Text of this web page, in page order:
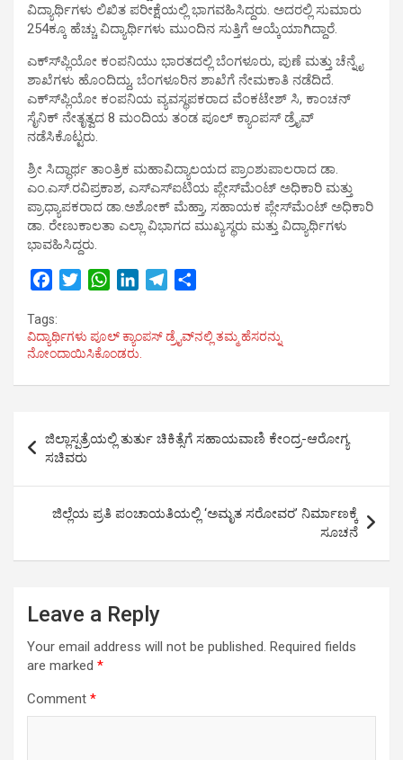
ವಿದ್ಯಾರ್ಥಿಗಳು ಲಿಖಿತ ಪರೀಕ್ಷೆಯಲ್ಲಿ ಭಾಗವಹಿಸಿದ್ದರು. ಅದರಲ್ಲಿ ಸುಮಾರು
254ಕ್ಕೂ ಹೆಚ್ಚು ವಿದ್ಯಾರ್ಥಿಗಳು ಮುಂದಿನ ಸುತ್ತಿಗೆ ಆಯ್ಕೆಯಾಗಿದ್ದಾರೆ.
ಎಕ್ಸ್‍ಪ್ಲಿಯೋ ಕಂಪನಿಯು ಭಾರತದಲ್ಲಿ ಬೆಂಗಳೂರು, ಪುಣೆ ಮತ್ತು ಚೆನ್ನೈ
ಶಾಖೆಗಳು ಹೊಂದಿದ್ದು, ಬೆಂಗಳೂರಿನ ಶಾಖೆಗೆ ನೇಮಕಾತಿ ನಡೆದಿದೆ.
ಎಕ್ಸ್‍ಪ್ಲಿಯೋ ಕಂಪನಿಯ ವ್ಯವಸ್ಥಪಕರಾದ ವೆಂಕಟೇಶ್ ಸಿ, ಕಾಂಚನ್
ಸೈನಿಕ್ ನೇತೃತ್ವದ 8 ಮಂದಿಯ ತಂಡ ಪೂಲ್ ಕ್ಯಾಂಪಸ್ ಡ್ರೈವ್
ನಡೆಸಿಕೊಟ್ಟರು.
ಶ್ರೀ ಸಿದ್ಧಾರ್ಥ ತಾಂತ್ರಿಕ ಮಹಾವಿದ್ಯಾಲಯದ ಪ್ರಾಂಶುಪಾಲರಾದ ಡಾ.
ಎಂ.ಎಸ್.ರವಿಪ್ರಕಾಶ, ಎಸ್‍ಎಸ್‍ಐಟಿಯ ಪ್ಲೇಸ್‍ಮೆಂಟ್ ಅಧಿಕಾರಿ ಮತ್ತು
ಪ್ರಾಧ್ಯಾಪಕರಾದ ಡಾ.ಅಶೋಕ್ ಮೆಹ್ತಾ, ಸಹಾಯಕ ಪ್ಲೇಸ್‍ಮೆಂಟ್ ಅಧಿಕಾರಿ
ಡಾ. ರೇಣುಕಾಲತಾ ಎಲ್ಲಾ ವಿಭಾಗದ ಮುಖ್ಯಸ್ಥರು ಮತ್ತು ವಿದ್ಯಾರ್ಥಿಗಳು
ಭಾವಹಿಸಿದ್ದರು.
c
e
o
k
t
e
W
t
A
p
k
d
n
e
r
m
r
Tags:
ವಿದ್ಯಾರ್ಥಿಗಳು ಪೂಲ್ ಕ್ಯಾಂಪಸ್ ಡ್ರೈವ್‍ನಲ್ಲಿ ತಮ್ಮ ಹೆಸರನ್ನು
ನೋಂದಾಯಿಸಿಕೊಂಡರು.
navigation
ಜಿಲ್ಲಾಸ್ಪತ್ರೆಯಲ್ಲಿ ತುರ್ತು ಚಿಕಿತ್ಸೆಗೆ ಸಹಾಯವಾಣಿ ಕೇಂದ್ರ-ಆರೋಗ್ಯ
ಸಚಿವರು
ಜಿಲ್ಲೆಯ ಪ್ರತಿ ಪಂಚಾಯತಿಯಲ್ಲಿ ‘ಅಮೃತ ಸರೋವರ’ ನಿರ್ಮಾಣಕ್ಕೆ
ಸೂಚನೆ
Leave a Reply
Your email address will not be published. Required fields
are marked *
Comment *